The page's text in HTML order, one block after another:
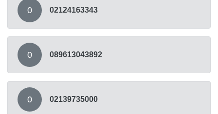
0 02124163343
0 089613043892
0 02139735000